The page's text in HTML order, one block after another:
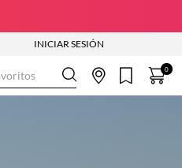
NUEVA COLECCIÓN ENTRA YA
0